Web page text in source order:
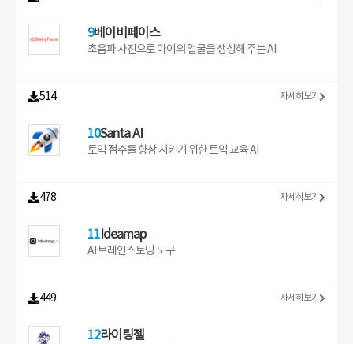
9베이비페이스
초음파 사진으로 아이의 얼굴을 생성해 주는 AI
514 자세히보기
10Santa AI
토익 점수를 향상 시키기 위한 토익 교육 AI
478 자세히보기
11 Ideamap
AI 브레인스토밍 도구
449 자세히보기
12라이팅젤